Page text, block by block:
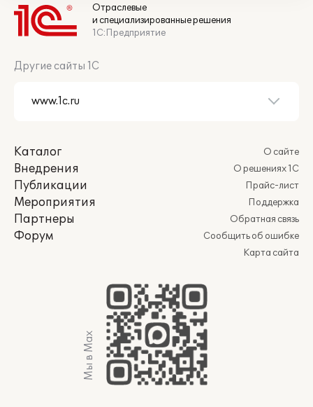
Отраслевые
и специализированные решения
1С:Предприятие
Другие сайты 1С
Каталог
Внедрения
Публикации
Мероприятия
Партнеры
Форум
О сайте
О решениях 1С
Прайс-лист
Поддержка
Обратная связь
Сообщить об ошибке
Карта сайта
Мы в Max